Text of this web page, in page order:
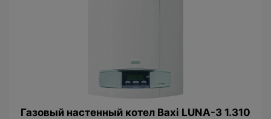
Газовый настенный котел Baxi LUNA-3 1.310